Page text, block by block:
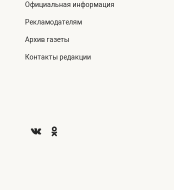
Официальная информация
Рекламодателям
Архив газеты
Контакты редакции